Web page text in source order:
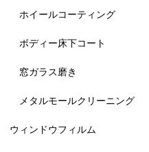
ホイールコーティング
ボディー床下コート
窓ガラス磨き
メタルモールクリーニング
ウィンドウフィルム